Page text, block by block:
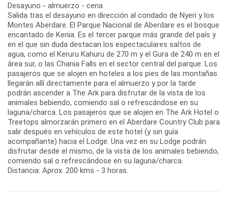
Desayuno - almuerzo - cena
Salida tras el desayuno en dirección al condado de Nyeri y los
Montes Aberdare. El Parque Nacional de Aberdare es el bosque
encantado de Kenia. Es el tercer parque más grande del país y
en el que sin duda destacan los espectaculares saltos de
agua, como el Keruru Kahuru de 270 m y el Gura de 240 m en el
área sur, o las Chania Falls en el sector central del parque. Los
pasajeros que se alojen en hoteles a los pies de las montañas
llegarán allí directamente para el almuerzo y por la tarde
podrán ascender a The Ark para disfrutar de la vista de los
animales bebiendo, comiendo sal o refrescándose en su
laguna/charca. Los pasajeros que se alojen en The Ark Hotel o
Treetops almorzarán primero en el Aberdare Country Club para
salir después en vehículos de este hotel (y sin guía
acompañante) hacia el Lodge. Una vez en su Lodge podrán
disfrutar desde el mismo, de la vista de los animales bebiendo,
comiendo sal o refrescándose en su laguna/charca.
Distancia: Aprox. 200 kms - 3 horas.